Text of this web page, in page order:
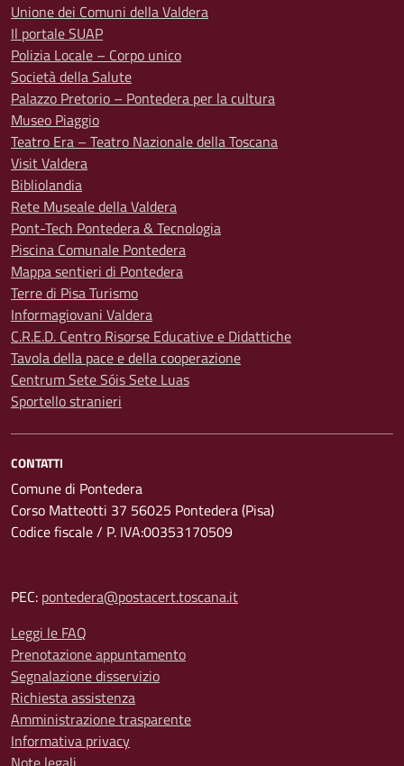
Unione dei Comuni della Valdera
Il portale SUAP
Polizia Locale – Corpo unico
Società della Salute
Palazzo Pretorio – Pontedera per la cultura
Museo Piaggio
Teatro Era – Teatro Nazionale della Toscana
Visit Valdera
Bibliolandia
Rete Museale della Valdera
Pont-Tech Pontedera & Tecnologia
Piscina Comunale Pontedera
Mappa sentieri di Pontedera
Terre di Pisa Turismo
Informagiovani Valdera
C.R.E.D. Centro Risorse Educative e Didattiche
Tavola della pace e della cooperazione
Centrum Sete Sóis Sete Luas
Sportello stranieri
CONTATTI
Comune di Pontedera
Corso Matteotti 37 56025 Pontedera (Pisa)
Codice fiscale / P. IVA:00353170509
PEC: pontedera@postacert.toscana.it
Leggi le FAQ
Prenotazione appuntamento
Segnalazione disservizio
Richiesta assistenza
Amministrazione trasparente
Informativa privacy